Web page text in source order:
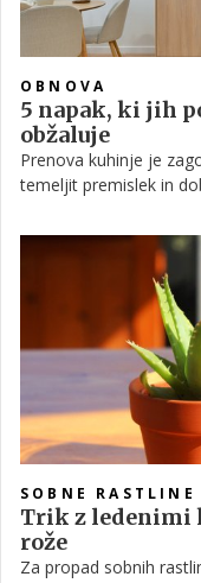
OBNOVA
5 napak, ki jih
obžaluje
Prenova kuhinje je
temeljit premislek in
težave predviditi
izkušeni mojstri in
Tukaj je pet stvari, ki
SOBNE RASTLINE
Trik z ledenimi
rože
Za propad sobnih